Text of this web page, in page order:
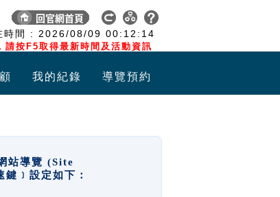
時間 : 2026/08/09 00:12:14
請按F5取得最新時間及活動資訊
我的紀錄 導覽預約
站導覽 (Site
﹞設定如下：